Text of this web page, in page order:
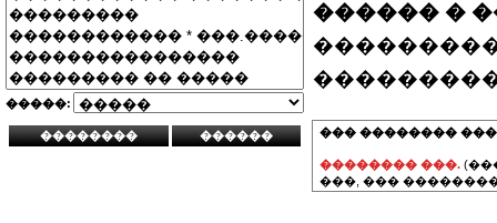
�����:
������ �
��� ��������
�������� ���.
���, ���